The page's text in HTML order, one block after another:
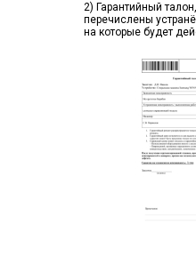
2) Гарантийный
перечислены
на которые будет